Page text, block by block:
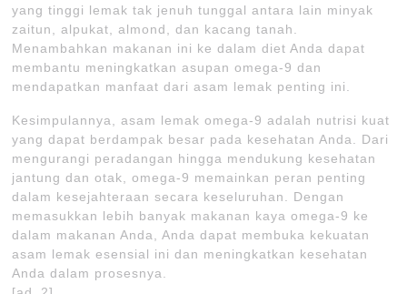
yang tinggi lemak tak jenuh tunggal antara lain minyak
zaitun, alpukat, almond, dan kacang tanah.
Menambahkan makanan ini ke dalam diet Anda dapat
membantu meningkatkan asupan omega-9 dan
mendapatkan manfaat dari asam lemak penting ini.
Kesimpulannya, asam lemak omega-9 adalah nutrisi kuat
yang dapat berdampak besar pada kesehatan Anda. Dari
mengurangi peradangan hingga mendukung kesehatan
jantung dan otak, omega-9 memainkan peran penting
dalam kesejahteraan secara keseluruhan. Dengan
memasukkan lebih banyak makanan kaya omega-9 ke
dalam makanan Anda, Anda dapat membuka kekuatan
asam lemak esensial ini dan meningkatkan kesehatan
Anda dalam prosesnya.